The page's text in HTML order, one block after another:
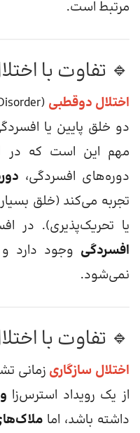
مرتبط است.
🔹 تفاوت با
اختلال دوقطبی
دو خلق پایین یا
مهم این است که در
دوره‌های افسردگی،
تجربه می‌کند (خلق بسیار
یا تحریک‌پذیری). در
افسردگی وجود دارد و
نمی‌شود.
🔹 تفاوت با
اختلال سازگاری زمانی
از یک رویداد استرس‌زا
داشته باشد، اما